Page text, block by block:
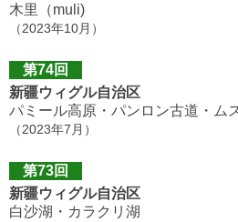
木里（muli)
（2023年10月）
第74回
新疆ウィグル自治区
パミール高原・パンロン古道・ム
（2023年7月）
第73回
新疆ウィグル自治区
白沙湖・カラクリ湖